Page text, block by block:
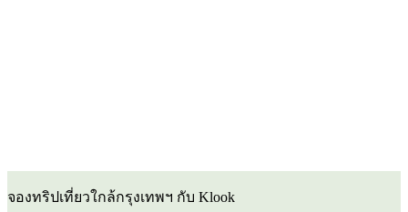
จองทริปเที่ยวใกล้กรุงเทพฯ กับ Klook